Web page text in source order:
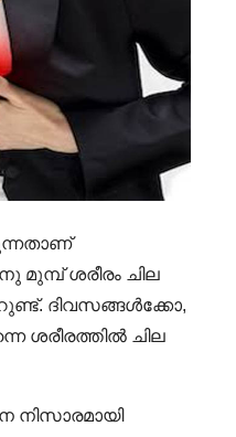
മുമ്പ് ശരീരം ചില
ദിവസങ്ങൾക്കോ,
ശരീരത്തിൽ ചില